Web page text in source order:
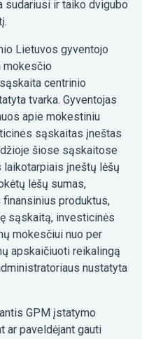
sudariusi ir taiko dvigubo
Lietuvos gyventojo
mokesčio
centrinio
tvarka. Gyventojas
apie mokestiniu
sąskaitas įneštas
šiose sąskaitose
įneštų lėšų
lėšų sumas,
finansinius produktus,
sąskaitą, investicinės
mokesčiui nuo per
apskaičiuoti reikalingą
nustatyta
GPM įstatymo
ar paveldėjant gauti